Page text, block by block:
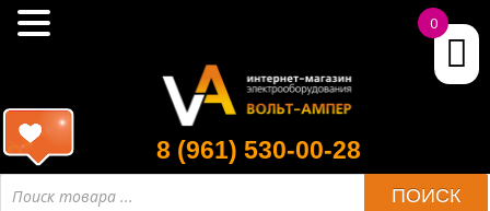
8 (961) 530-00-28
ПОИСК
0